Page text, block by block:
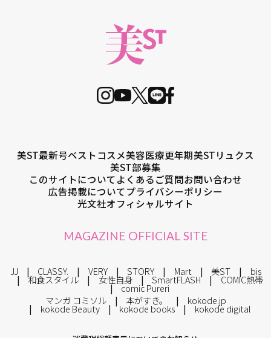
美ST最新号ベストコスメ美容医療更年期美STリュクス
美ST部募集
このサイトについてよくあるご質問お問い合わせ
広告掲載についてプライバシーポリシー
光文社オフィシャルサイト
MAGAZINE OFFICIAL SITE
JJ CLASSY. VERY STORY Mart 美ST bis
和食スタイル 女性自身 SmartFLASH COMIC熱帯
comic Pureri
マンガ コミソル
本がすき。 kokode.jp
kokode Beauty kokode books kokode digital